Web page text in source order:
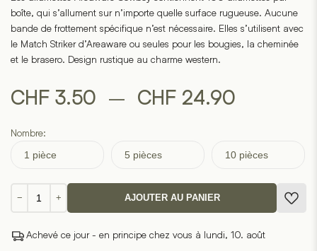
sur
la
base
de
1
de
boîte, qui s’allument sur n’importe quelle surface rugueuse. Aucune
bande de frottement spécifique n’est nécessaire. Elles s’utilisent avec
le Match Striker d’Areaware ou seules pour les bougies, la cheminée
et le brasero. Design rustique au charme western.
CHF 3.50 – CHF 24.90
prix :
CHF
à
Nombre:
1 pièce 5 pièces 10 pièces
−
de
Matches
+ AJOUTER AU PANIER
Achevé ce jour - en principe chez vous à lundi, 10. août